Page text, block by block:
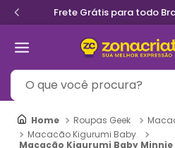
Frete Grátis para todo
O que você procura?
Roupas Geek
Macacão Kigurumi Baby
Macacão Kigurumi Baby Minnie